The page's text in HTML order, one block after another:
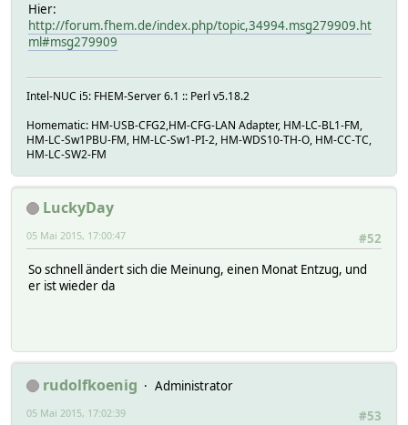
Hier:
http://forum.fhem.de/index.php/topic,34994.msg279909.ht
ml#msg279909
Intel-NUC i5: FHEM-Server 6.1 :: Perl v5.18.2
Homematic: HM-USB-CFG2,HM-CFG-LAN Adapter, HM-LC-BL1-FM,
HM-LC-Sw1PBU-FM, HM-LC-Sw1-PI-2, HM-WDS10-TH-O, HM-CC-TC,
HM-LC-SW2-FM
LuckyDay
#52
05 Mai 2015, 17:00:47
So schnell ändert sich die Meinung, einen Monat Entzug, und
er ist wieder da
rudolfkoenig
Administrator
#53
05 Mai 2015, 17:02:39